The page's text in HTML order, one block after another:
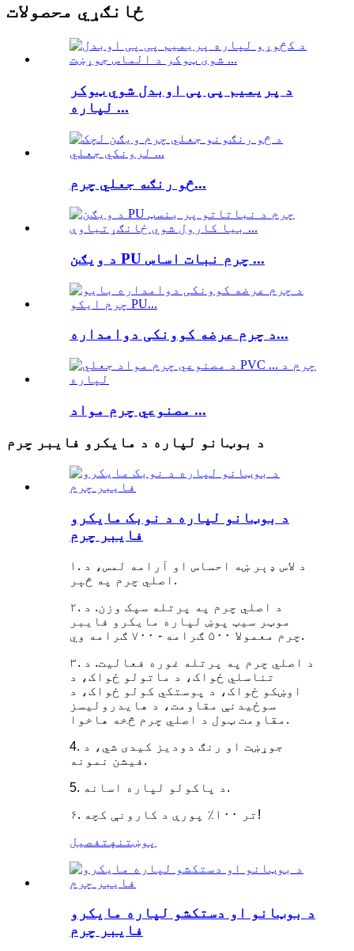
ځانګړي محصولات
د پریمیم پی پی اوبدل شوي ټوکر
لپاره ...
څو رنګه جعلي چرم...
د ویګن PU چرم نبات اساس ...
د چرم عرضه کوونکی دوامداره...
مصنوعي چرم مواد ...
د بوټانو لپاره د مایکرو فایبر چرم
د بوټانو لپاره د نوبک مایکرو
فایبر چرم
۱. د لاس ډېر ښه احساس او آرامه لمس، د
اصلي چرم په څېر.
۲. د اصلي چرم په پرتله سپک وزن. د
موټر سیټ پوښ لپاره مایکرو فایبر
چرم معمولا ۵۰۰ ګرامه - ۷۰۰ ګرامه وي.
۳. د اصلي چرم په پرتله غوره فعالیت. د
تناسلي ځواک، د ماتولو ځواک، د
اوښکو ځواک، د پوستکي کولو ځواک، د
سوځیدنې مقاومت، د هایدرولیسز
مقاومت ټول د اصلي چرم څخه هاخوا.
4. جوړښت او رنګ دودیز کیدی شي، د
فیشن نمونه.
5. د پاکولو لپاره اسانه.
۶. تر ۱۰۰٪ پورې د کارونې کچه!
پوښتنه تفصیل
د بوټانو او دستکشو لپاره مایکرو
فایبر چرم